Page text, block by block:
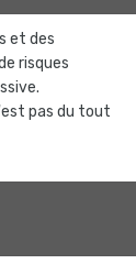
et des
risques
pas du tout